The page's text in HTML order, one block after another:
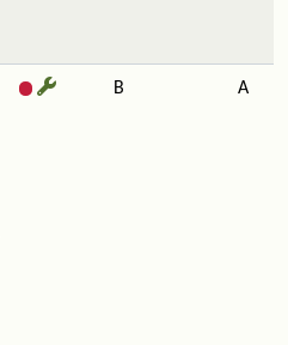
B A